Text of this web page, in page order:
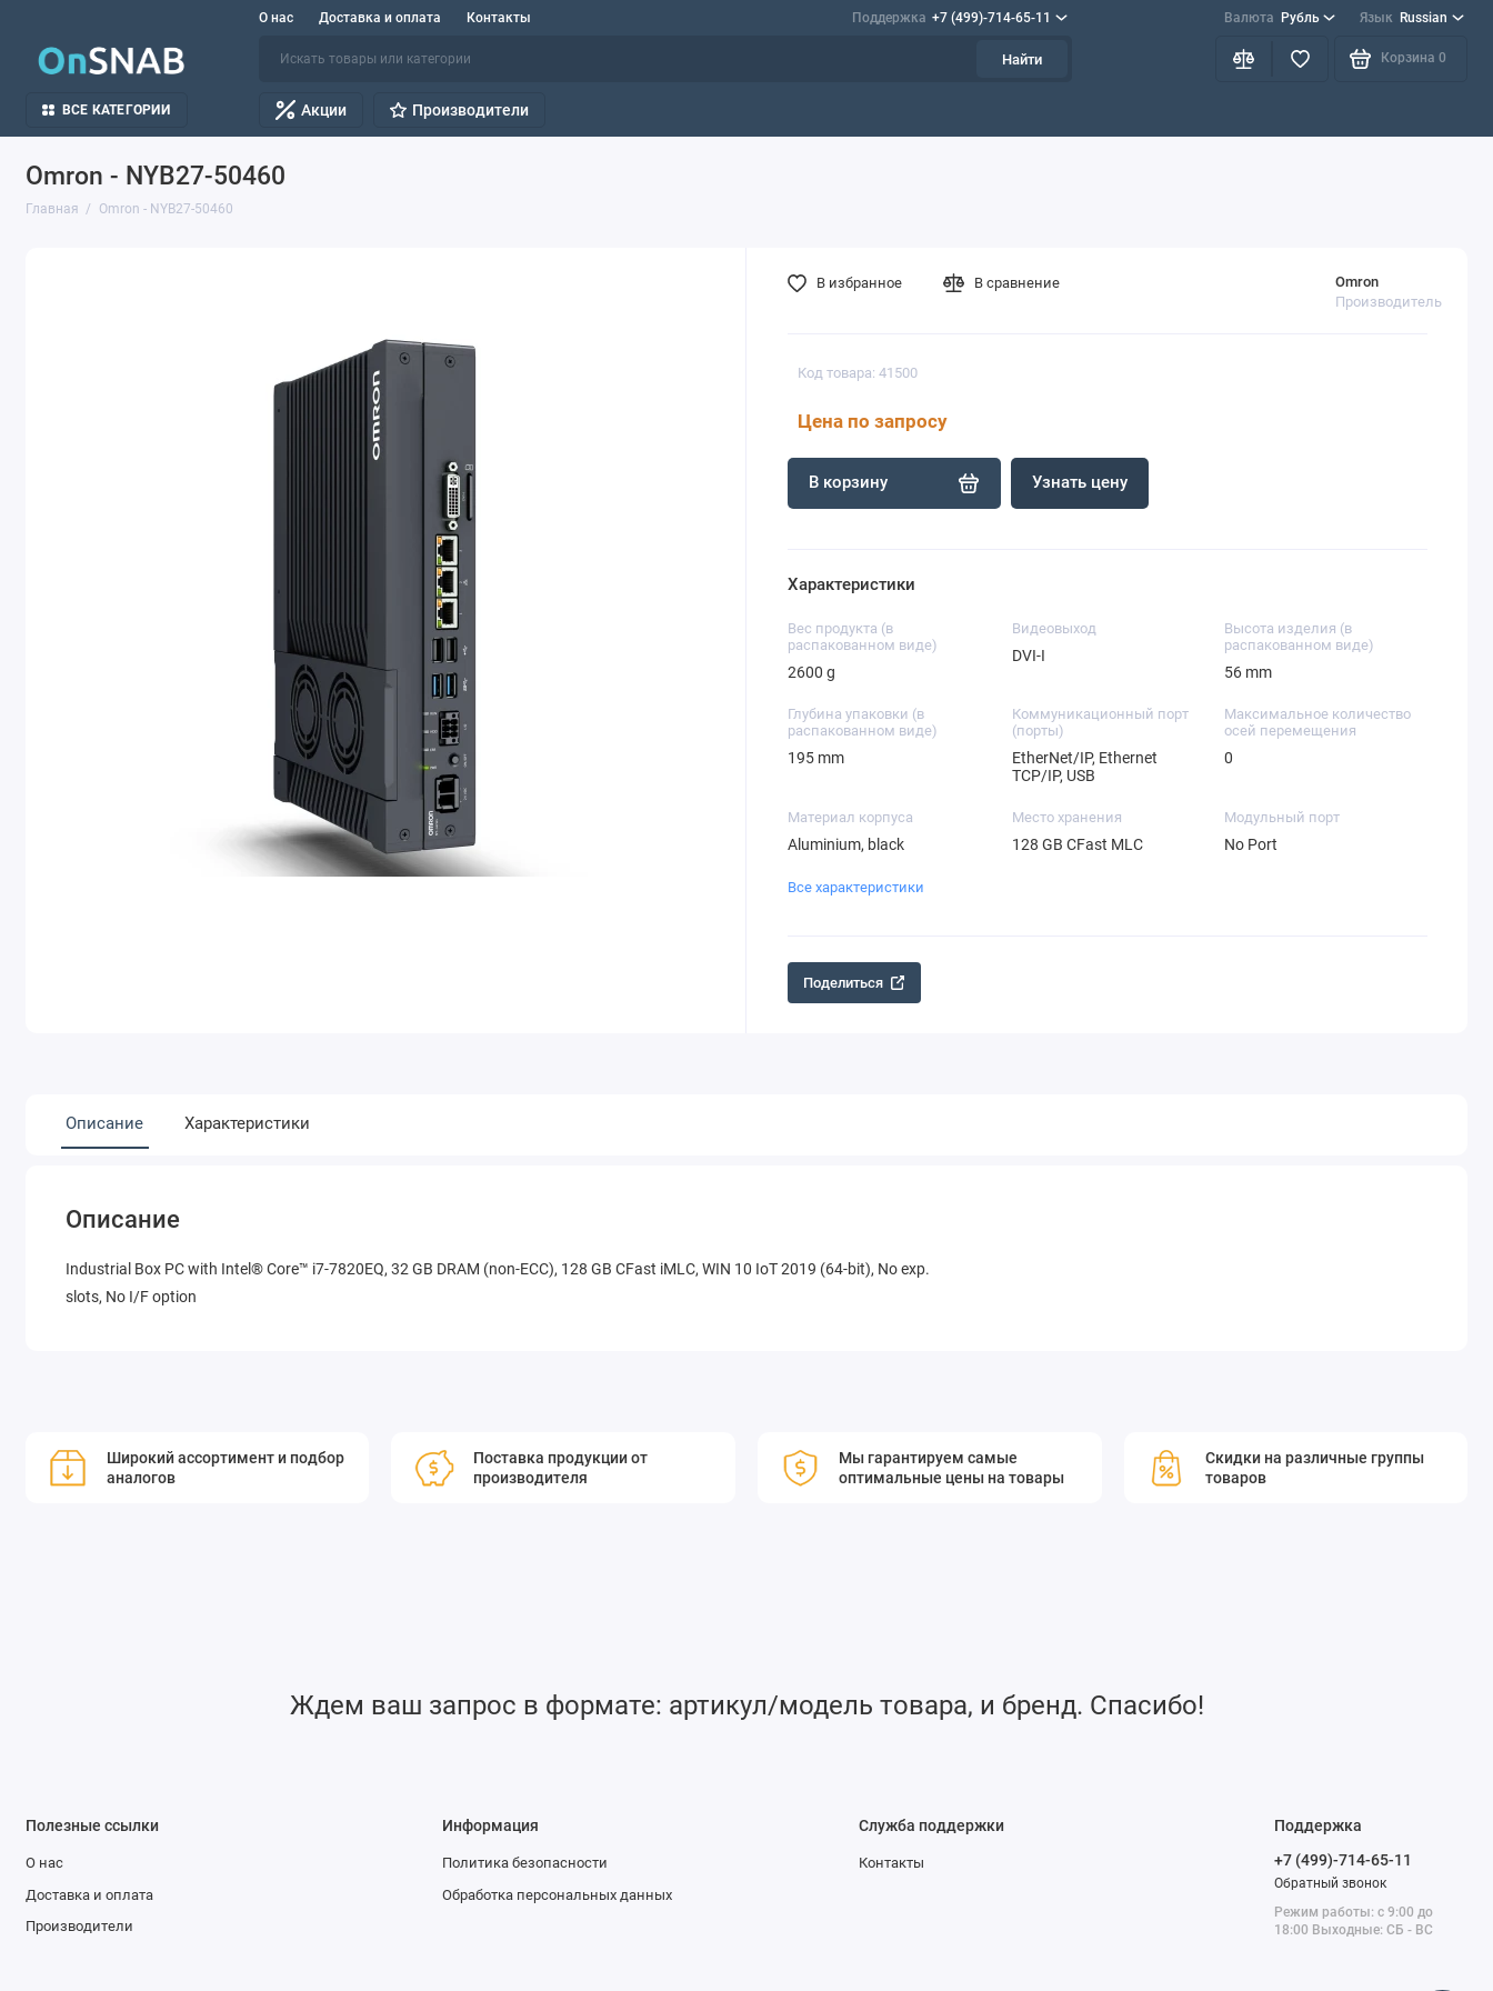
О нас Доставка и оплата Контакты Поддержка +7 (499)-714-65-11 Валюта Рубль Язык Russian
Найти Корзина 0
ВСЕ КАТЕГОРИИ Акции Производители
Omron - NYB27-50460
Главная Omron - NYB27-50460
Код товара: 41500
Цена по запросу
Omron
Производитель
В корзину Узнать цену
В избранное В сравнение
Характеристики
Вес продукта (в
распакованном виде)
2600 g
Видеовыход
DVI-I
Высота изделия (в
распакованном виде)
56 mm
Глубина упаковки (в
распакованном виде)
195 mm
Коммуникационный порт
(порты)
EtherNet/IP, Ethernet
TCP/IP, USB
Максимальное количество
осей перемещения
0
Материал корпуса
Aluminium, black
Место хранения
128 GB CFast MLC
Модульный порт
No Port
Все характеристики
Поделиться
Описание Характеристики
Описание
Industrial Box PC with Intel® Core™ i7-7820EQ, 32 GB DRAM (non-ECC), 128 GB CFast iMLC, WIN 10 IoT 2019 (64-bit), No exp.
slots, No I/F option
Широкий ассортимент и подбор
аналогов
Поставка продукции от
производителя
Мы гарантируем самые
оптимальные цены на товары
Скидки на различные группы
товаров
Ждем ваш запрос в формате: артикул/модель товара, и бренд. Спасибо!
Полезные ссылки
О нас
Доставка и оплата
Производители
Информация
Политика безопасности
Обработка персональных данных
Служба поддержки
Контакты
Поддержка
+7 (499)-714-65-11
Обратный звонок
Режим работы: с 9:00 до
18:00 Выходные: СБ - ВС